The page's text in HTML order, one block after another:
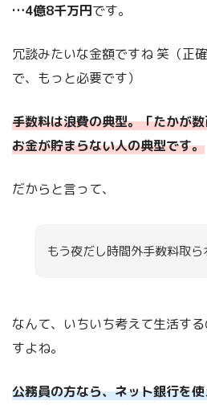
…4億8千万円です。
冗談みたいな金額ですね 笑（正
で、もっと必要です）
手数料は浪費の典型。「たかが
お金が貯まらない人の典型です。
だからと言って、
もう夜だし時間外手数料取
なんて、いちいち考えて生活す
すよね。
公務員の方なら、ネット銀行を